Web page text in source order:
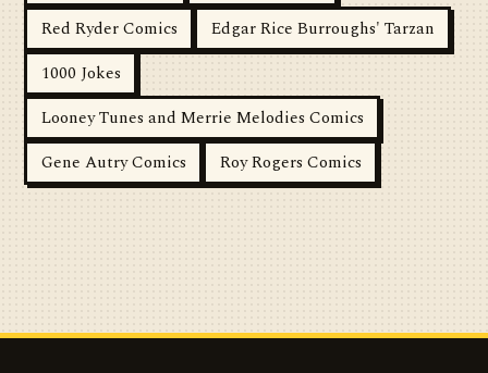
Red Ryder Comics
Edgar Rice Burroughs' Tarzan
1000 Jokes
Looney Tunes and Merrie Melodies Comics
Gene Autry Comics
Roy Rogers Comics